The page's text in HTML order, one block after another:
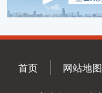
首页 网站地图